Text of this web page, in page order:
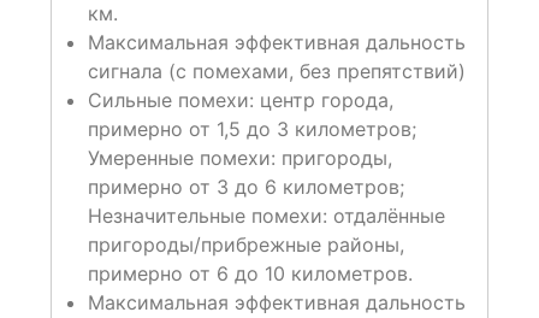
км.
Максимальная эффективная дальность
сигнала (с помехами, без препятствий)
Сильные помехи: центр города,
примерно от 1,5 до 3 километров;
Умеренные помехи: пригороды,
примерно от 3 до 6 километров;
Незначительные помехи: отдалённые
пригороды/прибрежные районы,
примерно от 6 до 10 километров.
Максимальная эффективная дальность